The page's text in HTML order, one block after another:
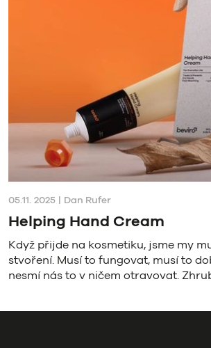
05.11. 2025 | Dan Rufer
Helping Hand Cream
Když přijde na kosmetiku, jsme my
stvoření. Musí to fungovat, musí to
nesmí nás to v ničem otravovat.